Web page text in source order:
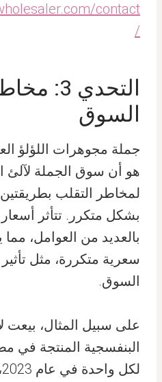
contact
/
التحدي
السوق
جملة مجوهرات اللؤلؤ
هو أن سوق الجملة لآلئ
لمخاطر التقلب بطريقتين.
بشكل متكرر. تتأثر أسعار
بالعديد من العوامل،
سعرية متكررة، مثل
السوق.
على سبيل المثال، بيعت